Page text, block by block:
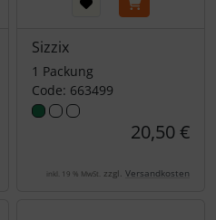
Sizzix
1 Packung
Code: 663499
20,50 €
inkl. 19 % MwSt. zzgl. Versandkosten